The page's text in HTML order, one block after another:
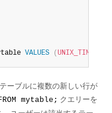
VALUES (
ーブルに複数の新しい行が
mytable; クエリーを